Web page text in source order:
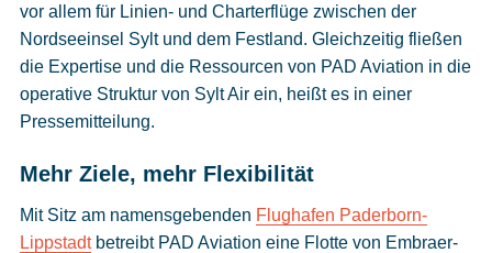
vor allem für Linien- und Charterflüge zwischen der
Nordseeinsel Sylt und dem Festland. Gleichzeitig fließen
die Expertise und die Ressourcen von PAD Aviation in die
operative Struktur von Sylt Air ein, heißt es in einer
Pressemitteilung.
Mehr Ziele, mehr Flexibilität
Mit Sitz am namensgebenden Flughafen Paderborn-
Lippstadtbetreibt PAD Aviation eine Flotte von Embraer-